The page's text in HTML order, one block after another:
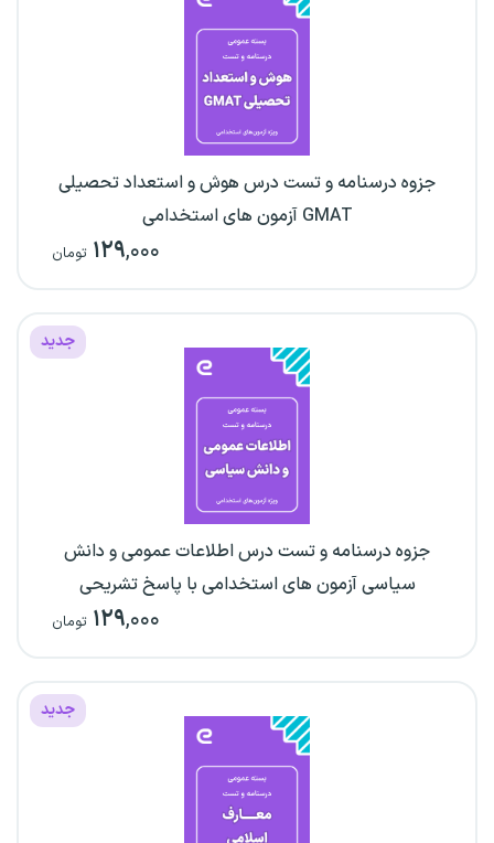
جزوه درسنامه و تست درس هوش و استعداد تحصیلی
GMAT آزمون های استخدامی
۱۲۹,۰۰۰ تومان
جدید
جزوه درسنامه و تست درس اطلاعات عمومی و دانش
سیاسی آزمون های استخدامی با پاسخ تشریحی
۱۲۹,۰۰۰ تومان
جدید